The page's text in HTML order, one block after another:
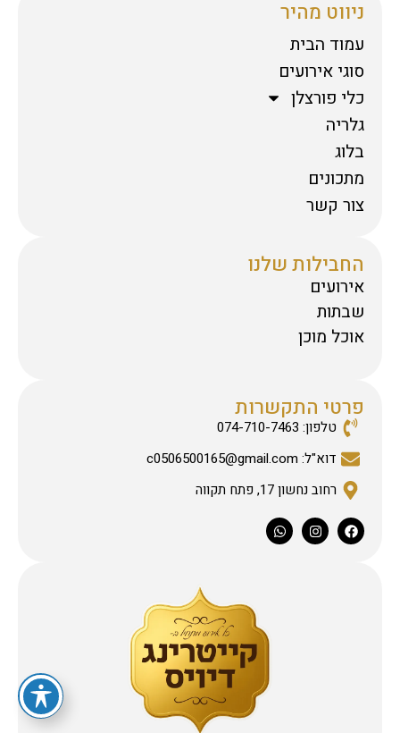
ניווט מהיר
עמוד הבית
סוגי אירועים
כלי פורצלן
גלריה
בלוג
מתכונים
צור קשר
החבילות שלנו
אירועים
שבתות
אוכל מוכן
פרטי התקשרות
טלפון: 074-710-7463
דוא"ל: c0506500165@gmail.com
רחוב נחשון 17, פתח תקווה